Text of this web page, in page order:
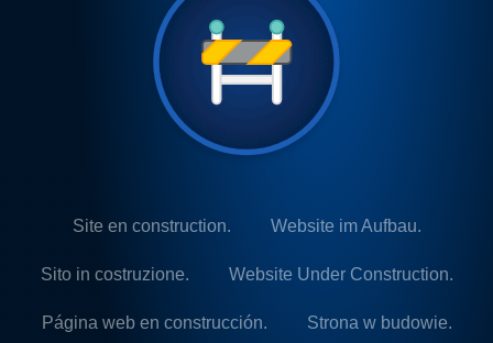
Site en construction. Website im Aufbau.
Sito in costruzione. Website Under Construction.
Página web en construcción. Strona w budowie.